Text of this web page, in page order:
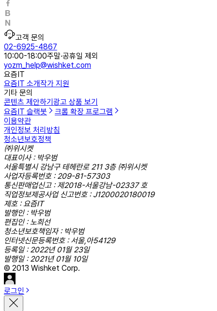
고객 문의
02-6925-4867
10:00-18:00주말·공휴일 제외
yozm_help@wishket.com
요즘IT
요즘IT 소개작가 지원
기타 문의
콘텐츠 제안하기광고 상품 보기
요즘IT 슬랙봇
크롬 확장 프로그램
이용약관
개인정보 처리방침
청소년보호정책
㈜위시켓
대표이사 : 박우범
서울특별시 강남구 테헤란로 211 3층 ㈜위시켓
사업자등록번호 : 209-81-57303
통신판매업신고 : 제2018-서울강남-02337 호
직업정보제공사업 신고번호 : J1200020180019
제호 : 요즘IT
발행인 : 박우범
편집인 : 노희선
청소년보호책임자 : 박우범
인터넷신문등록번호 : 서울,아54129
등록일 : 2022년 01월 23일
발행일 : 2021년 01월 10일
© 2013 Wishket Corp.
로그인